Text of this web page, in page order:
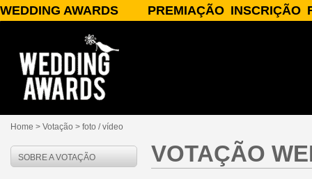
WEDDING AWARDS
PATROCÍNIO/APOIO
PARCEIROS
PUBLICIDADE
PERGUNTAS FREQUENTES
CONTATO
PREMIAÇÃO INSCRIÇÃO
Home > Votação > foto / vídeo
SOBRE A VOTAÇÃO
VOTAÇÃO